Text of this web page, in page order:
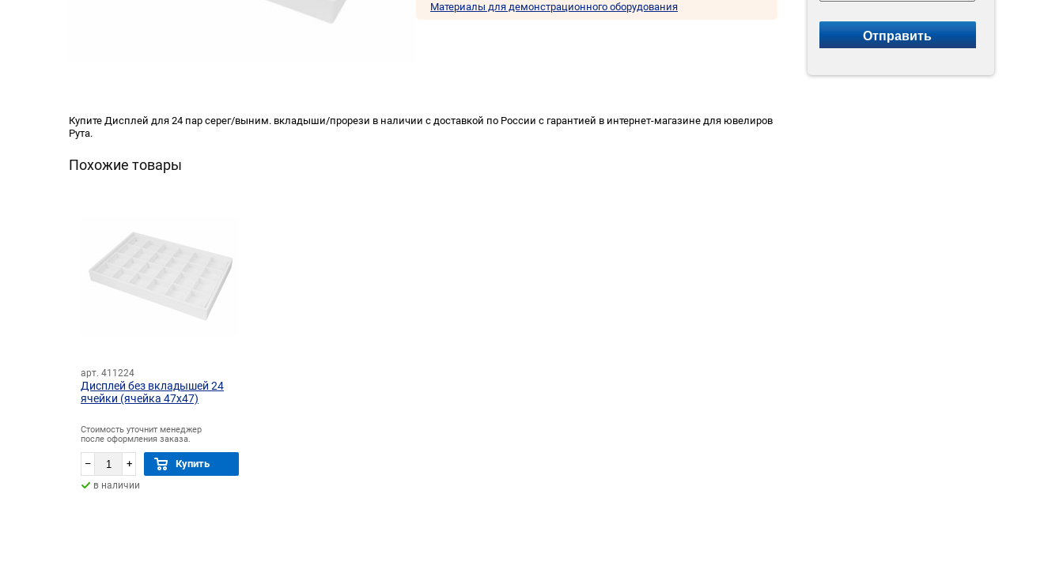
Материалы для демонстрационного оборудования
Купите Дисплей для 24 пар серег/выним. вкладыши/прорези в наличии с доставкой по России с гарантией в интернет-магазине для ювелиров
Рута.
Похожие товары
арт. 411224
Дисплей без вкладышей 24
ячейки (ячейка 47х47)
Стоимость уточнит менеджер
после оформления заказа.
– + Купить
в наличии